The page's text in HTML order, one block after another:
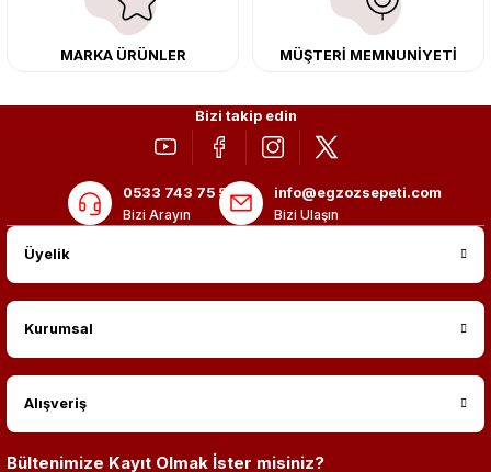
MARKA ÜRÜNLER MÜŞTERİ MEMNUNİYETİ
Bizi takip edin
0533 743 75 56
Bizi Arayın
info@egzozsepeti.com
Bizi Ulaşın
Üyelik
Kurumsal
Alışveriş
Bültenimize Kayıt Olmak İster misiniz?